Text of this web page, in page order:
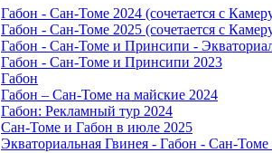
Габон - Сан-Томе 2024 (сочетается с
Габон - Сан-Томе 2025 (сочетается с
Габон - Сан-Томе и Принсипи -
Габон - Сан-Томе и Принсипи 2023
Габон
Габон – Сан-Томе на майские 2024
Габон: Рекламный тур 2024
Сан-Томе и Габон в июле 2025
Экваториальная Гвинея - Габон - Сан-